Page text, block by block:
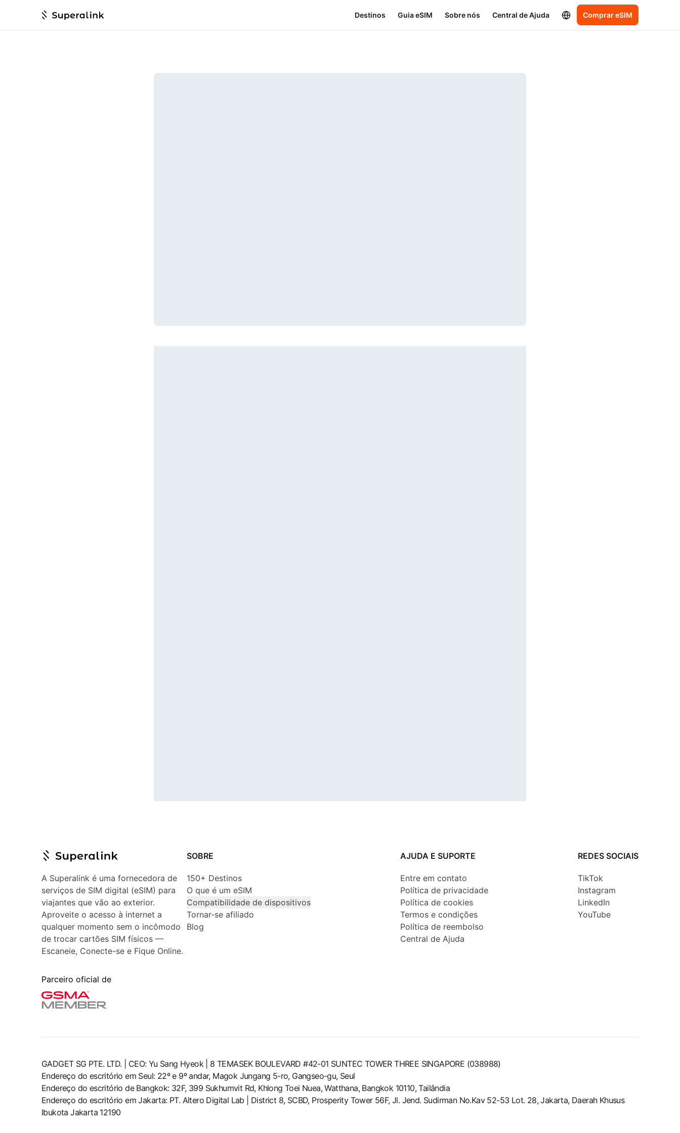
Destinos Guia eSIM Sobre nós Central de Ajuda Comprar eSIM
A Superalink é uma fornecedora de
serviços de SIM digital (eSIM) para
viajantes que vão ao exterior.
Aproveite o acesso à internet a
qualquer momento sem o incômodo
de trocar cartões SIM físicos —
Escaneie, Conecte-se e Fique Online.
Parceiro oficial de
SOBRE
150+ Destinos
O que é um eSIM
Compatibilidade de dispositivos
Tornar-se afiliado
Blog
AJUDA E SUPORTE
Entre em contato
Política de privacidade
Política de cookies
Termos e condições
Política de reembolso
Central de Ajuda
REDES SOCIAIS
TikTok
Instagram
LinkedIn
YouTube
GADGET SG PTE. LTD. | CEO: Yu Sang Hyeok | 8 TEMASEK BOULEVARD #42-01 SUNTEC TOWER THREE SINGAPORE (038988)
Endereço do escritório em Seul: 22º e 9º andar, Magok Jungang 5-ro, Gangseo-gu, Seul
Endereço do escritório de Bangkok: 32F, 399 Sukhumvit Rd, Khlong Toei Nuea, Watthana, Bangkok 10110, Tailândia
Endereço do escritório em Jakarta: PT. Altero Digital Lab | District 8, SCBD, Prosperity Tower 56F, Jl. Jend. Sudirman No.Kav 52-53 Lot. 28, Jakarta, Daerah Khusus
Ibukota Jakarta 12190